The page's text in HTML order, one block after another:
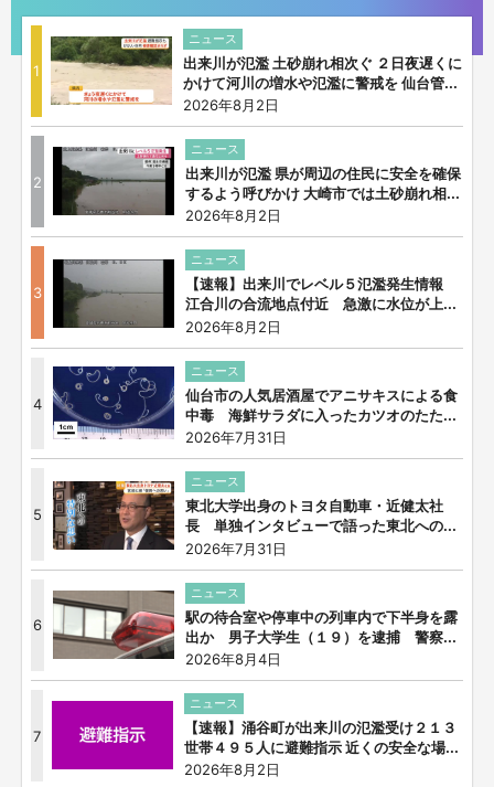
1
ニュース
出来川が氾濫 土砂崩れ相次ぐ ２日夜遅くに
かけて河川の増水や氾濫に警戒を 仙台管...
2026年8月2日
2
ニュース
出来川が氾濫 県が周辺の住民に安全を確保
するよう呼びかけ 大崎市では土砂崩れ相...
2026年8月2日
3
ニュース
【速報】出来川でレベル５氾濫発生情報
江合川の合流地点付近 急激に水位が上...
2026年8月2日
4
ニュース
仙台市の人気居酒屋でアニサキスによる食
中毒 海鮮サラダに入ったカツオのたた...
2026年7月31日
5
ニュース
東北大学出身のトヨタ自動車・近健太社
長 単独インタビューで語った東北への...
2026年7月31日
6
ニュース
駅の待合室や停車中の列車内で下半身を露
出か 男子大学生（１９）を逮捕 警察...
2026年8月4日
7
ニュース
【速報】涌谷町が出来川の氾濫受け２１３
世帯４９５人に避難指示 近くの安全な場...
2026年8月2日